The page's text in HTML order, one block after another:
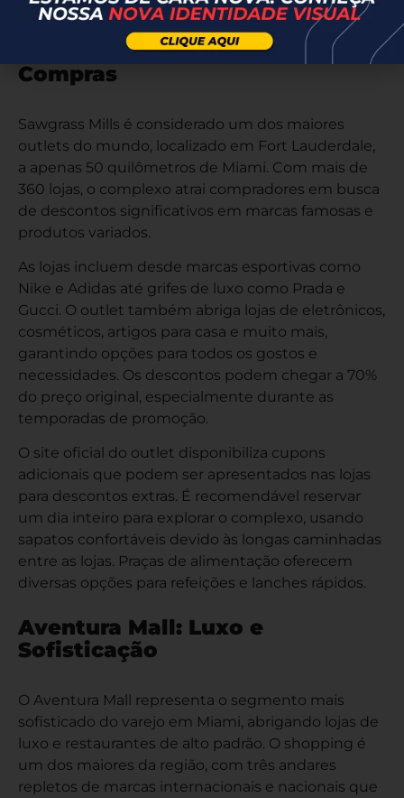
especiais, casamentos e sessões fotográficas.
Sawgrass Mills: Paraíso das
Compras
Sawgrass Mills é considerado um dos maiores
outlets do mundo, localizado em Fort Lauderdale,
a apenas 50 quilômetros de Miami. Com mais de
360 lojas, o complexo atrai compradores em busca
de descontos significativos em marcas famosas e
produtos variados.
As lojas incluem desde marcas esportivas como
Nike e Adidas até grifes de luxo como Prada e
Gucci. O outlet também abriga lojas de eletrônicos,
cosméticos, artigos para casa e muito mais,
garantindo opções para todos os gostos e
necessidades. Os descontos podem chegar a 70%
do preço original, especialmente durante as
temporadas de promoção.
O site oficial do outlet disponibiliza cupons
adicionais que podem ser apresentados nas lojas
para descontos extras. É recomendável reservar
um dia inteiro para explorar o complexo, usando
sapatos confortáveis devido às longas caminhadas
entre as lojas. Praças de alimentação oferecem
diversas opções para refeições e lanches rápidos.
Aventura Mall: Luxo e
Sofisticação
O Aventura Mall representa o segmento mais
sofisticado do varejo em Miami, abrigando lojas de
luxo e restaurantes de alto padrão. O shopping é
um dos maiores da região, com três andares
repletos de marcas internacionais e nacionais que